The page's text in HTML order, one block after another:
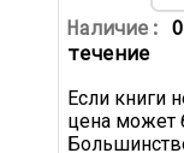
Наличие:
течение
Если книги
цена может